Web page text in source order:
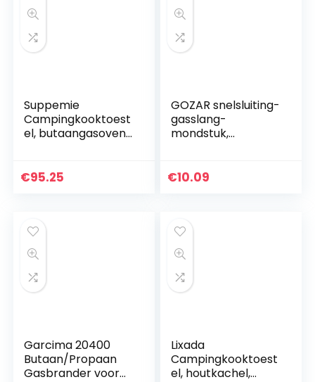
Suppemie
Campingkooktoest
el, butaangasoven,
camping en
€95.25
GOZAR snelsluiting-
gasslang-
mondstuk,
€10.09
Garcima 20400
Butaan/Propaan
Gasbrander voor
Lixada
Campingkooktoest
el, houtkachel,